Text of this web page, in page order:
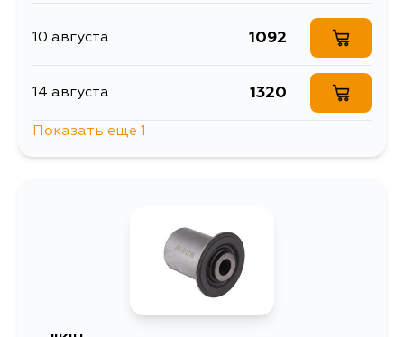
10 августа 1092
14 августа 1320
Показать еще 1